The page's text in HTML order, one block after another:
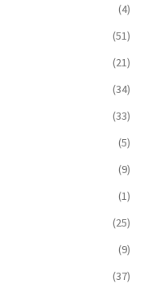
(4)
(51)
(21)
(34)
(33)
(5)
(9)
(1)
(25)
(9)
(37)